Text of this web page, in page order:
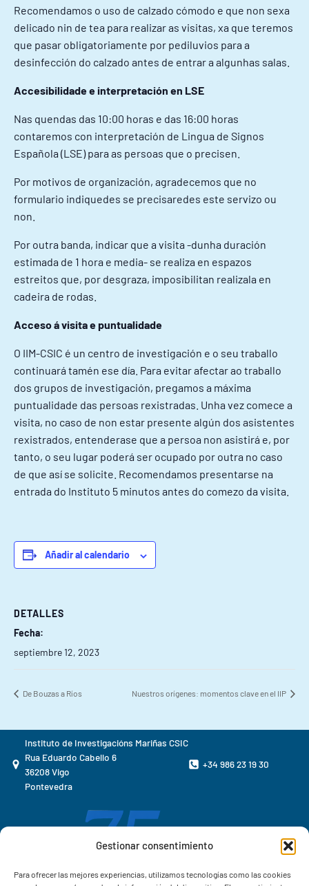
Gestionar consentimiento
Para ofrecer las mejores experiencias, utilizamos tecnologías como las cookies
Recomendamos o uso de calzado cómodo e que non sexa
delicado nin de tea para realizar as visitas, xa que teremos
que pasar obligatoriamente por pediluvios para a
desinfección do calzado antes de entrar a algunhas salas.
A ccesibilidade e interpretación en LSE
Nas quendas das 10:00 horas e das 16:00 horas
contaremos con interpretación de Lingua de Signos
Española (LSE) para as persoas que o precisen.
Por motivos de organización, agradecemos que no
formulario indiquedes se precisaredes este servizo ou
non.
Por outra banda, indicar que a visita -dunha duración
estimada de 1 hora e media- se realiza en espazos
estreitos que, por desgraza, imposibilitan realizala en
cadeira de rodas.
Acceso á visita e puntualidade
O IIM-CSIC é un centro de investigación e o seu traballo
continuará tamén ese día. Para evitar afectar ao traballo
dos grupos de investigación, pregamos a máxima
puntualidade das persoas rexistradas. Unha vez comece a
visita, no caso de non estar presente algún dos asistentes
rexistrados, entenderase que a persoa non asistirá e, por
tanto, o seu lugar poderá ser ocupado por outra no caso
de que así se solicite. Recomendamos presentarse na
entrada do Instituto 5 minutos antes do comezo da visita.
Añadir al calendario
DETALLES
Fecha:
septiembre 12, 2023
De Bouzas a Ríos Nuestros orígenes: momentos clave en el IIP
Instituto de Investigacións Mariñas CSIC
Rua Eduardo Cabello 6
36208 Vigo
Pontevedra
+34 986 23 19 30